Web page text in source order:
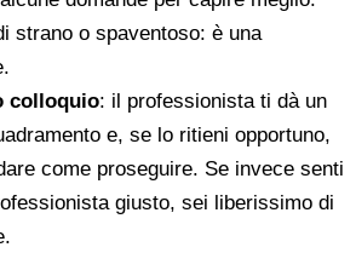
strano o spaventoso: è una
colloquio: il professionista ti dà un
e, se lo ritieni opportuno,
come proseguire. Se invece senti
giusto, sei liberissimo di